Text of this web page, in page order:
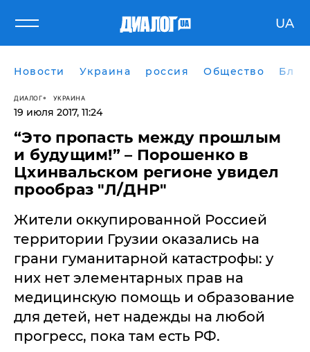
UA
Новости Украина россия Общество
ДИАЛОГ УКРАИНА
19 июля 2017, 11:24
“Это пропасть между прошлым
и будущим!” – Порошенко в
Цхинвальском регионе увидел
прообраз "Л/ДНР"
​Жители оккупированной Россией
территории Грузии оказались на
грани гуманитарной катастрофы: у
них нет элементарных прав на
медицинскую помощь и образование
для детей, нет надежды на любой
прогресс, пока там есть РФ.